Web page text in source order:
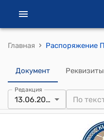
Главная ›
Документ Реквизиты
Редакция
13.06.2011